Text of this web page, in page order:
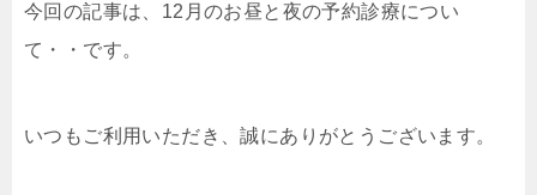
今回の記事は、12月のお昼と夜の予約診療につい
て・・です。
いつもご利用いただき、誠にありがとうございます。